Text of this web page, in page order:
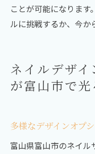
ことが可能になります
ルに挑戦するか、今か
ネイルデザ
が富山市で光
多様なデザインオプ
富山県富山市のネイル